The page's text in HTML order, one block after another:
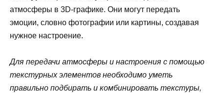
атмосферы в 3D-графике. Они могут передать
эмоции, словно фотографии или картины, создавая
нужное настроение.
Для передачи атмосферы и настроения с помощью
текстурных элементов необходимо уметь
правильно подбирать и комбинировать текстуры,